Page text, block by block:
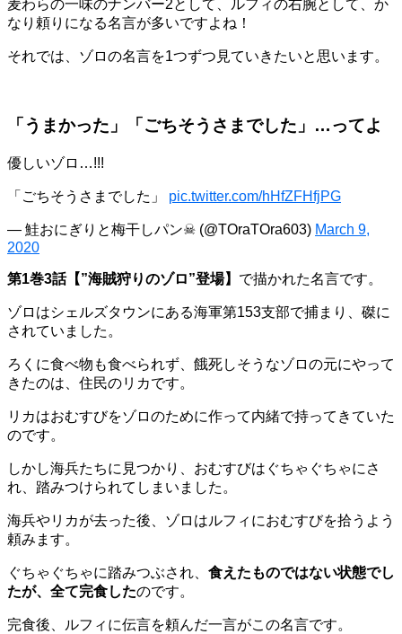
麦わらの一味のナンバー2として、ルフィの右腕として、か
なり頼りになる名言が多いですよね！
それでは、ゾロの名言を1つずつ見ていきたいと思います。
「うまかった」「ごちそうさまでした」…ってよ
優しいゾロ…!!!
「ごちそうさまでした」 pic.twitter.com/hHfZFHfjPG
— 鮭おにぎりと梅干しパン☠ (@TOraTOra603) March 9,
2020
第1巻3話【”海賊狩りのゾロ”登場】 で描かれた名言です。
ゾロはシェルズタウンにある海軍第153支部で捕まり、磔に
されていました。
ろくに食べ物も食べられず、餓死しそうなゾロの元にやって
きたのは、住民のリカです。
リカはおむすびをゾロのために作って内緒で持ってきていた
のです。
しかし海兵たちに見つかり、おむすびはぐちゃぐちゃにさ
れ、踏みつけられてしまいました。
海兵やリカが去った後、ゾロはルフィにおむすびを拾うよう
頼みます。
ぐちゃぐちゃに踏みつぶされ、 食えたものではない状態でし
たが、全て完食したのです。
完食後、ルフィに伝言を頼んだ一言がこの名言です。